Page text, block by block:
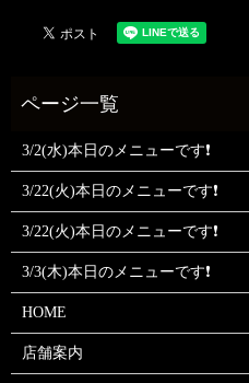
3/2(水)本日のメニューです❗
3/22(火)本日のメニューです❗
3/22(火)本日のメニューです❗
3/3(木)本日のメニューです❗
HOME
店舗案内